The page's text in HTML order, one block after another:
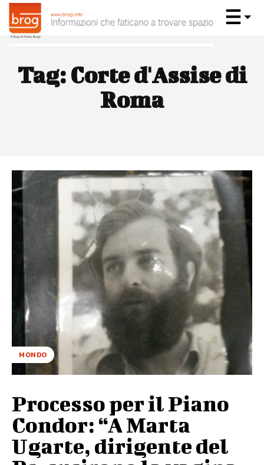
Tag: Corte d'Assise di
Roma
MONDO
Processo per il Piano
Condor: “A Marta
Ugarte, dirigente del